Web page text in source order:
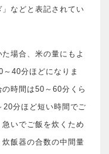
」などと表記されてい
場合、米の量にもよ
40分ほどになりま
時間は50～60分くら
20分ほど短い時間でご
いでご飯を炊くため
飯器の合数の中間量